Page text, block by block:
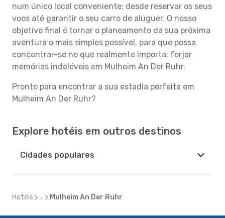
num único local conveniente: desde reservar os seus
voos até garantir o seu carro de aluguer. O nosso
objetivo final é tornar o planeamento da sua próxima
aventura o mais simples possível, para que possa
concentrar-se no que realmente importa: forjar
memórias indeléveis em Mulheim An Der Ruhr.
Pronto para encontrar a sua estadia perfeita em
Mulheim An Der Ruhr?
Explore hotéis em outros destinos
Cidades populares
Hotéis ... Mulheim An Der Ruhr